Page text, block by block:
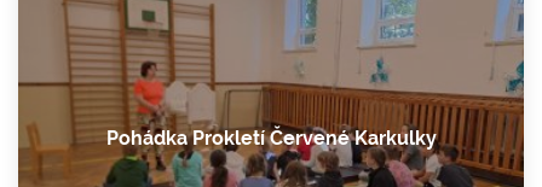
Pohádka Prokletí Červené Karkulky